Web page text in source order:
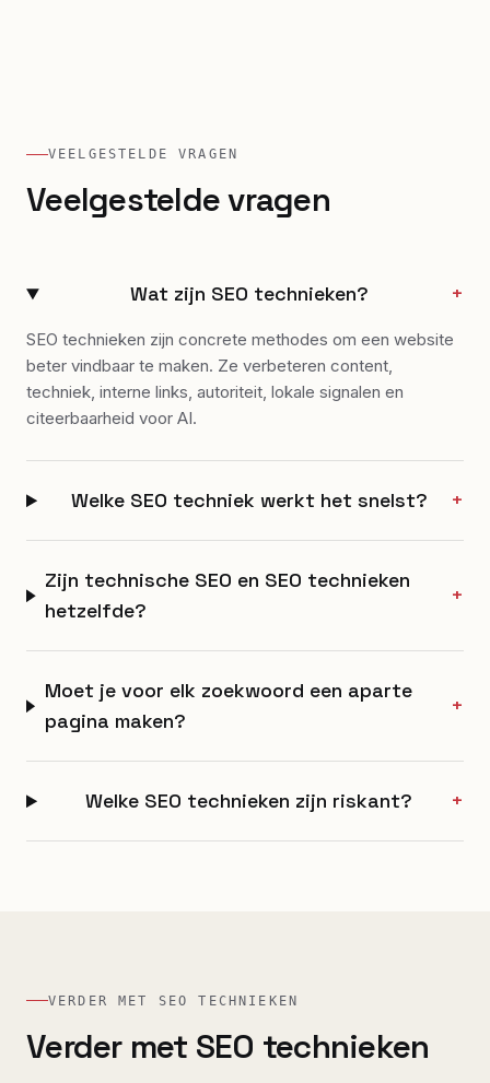
VEELGESTELDE VRAGEN
Veelgestelde vragen
Wat zijn SEO technieken? +
SEO technieken zijn concrete methodes om een website
beter vindbaar te maken. Ze verbeteren content,
techniek, interne links, autoriteit, lokale signalen en
citeerbaarheid voor AI.
Welke SEO techniek werkt het snelst? +
Zijn technische SEO en SEO technieken
hetzelfde?
+
Moet je voor elk zoekwoord een aparte
pagina maken?
+
Welke SEO technieken zijn riskant? +
VERDER MET SEO TECHNIEKEN
Verder met SEO technieken